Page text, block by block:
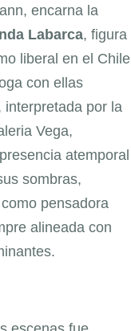
encarna la
Labarca, figura
liberal en el Chile
con ellas
interpretada por la
Vega,
atemporal
sombras,
pensadora
alineada con